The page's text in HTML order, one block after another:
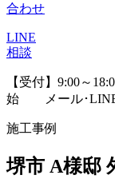
合わせ
LINE
相談
【受付】9:00～
始 メール･LINE
施工事例
堺市 A様邸